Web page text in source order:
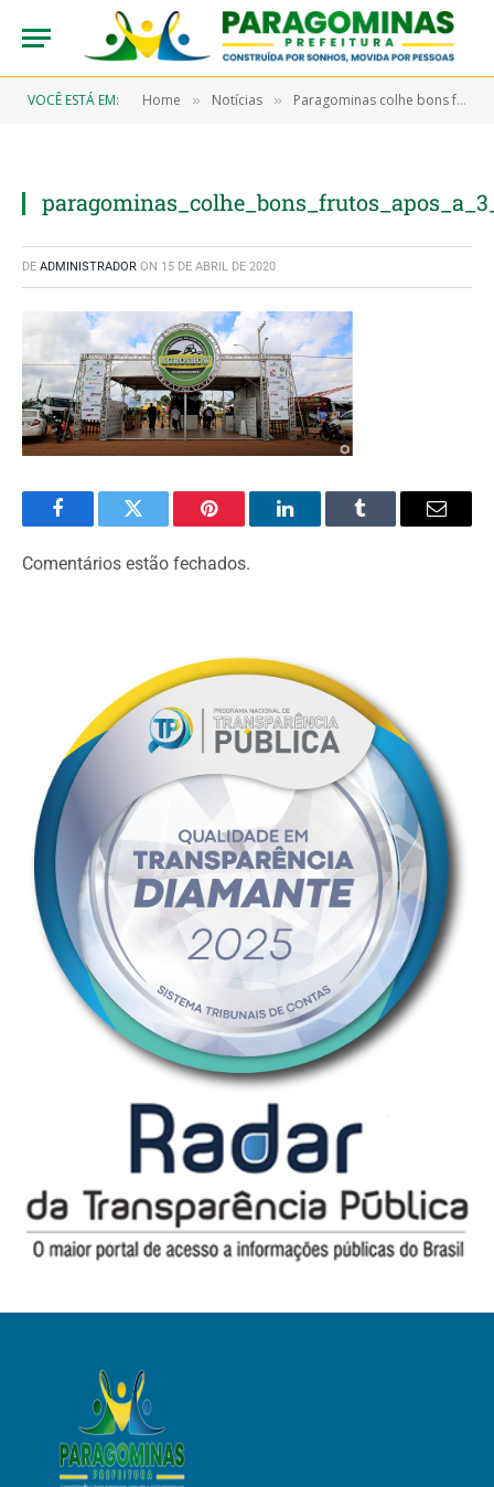
VOCÊ ESTÁ EM: Home » Notícias » Paragominas colhe bons frutos após a 3ª edição da Agroshow
DE ADMINISTRADOR ON 15 DE ABRIL DE 2020
FacebookTwitter Pinterest LinkedInTumblr Email
Comentários estão fechados.